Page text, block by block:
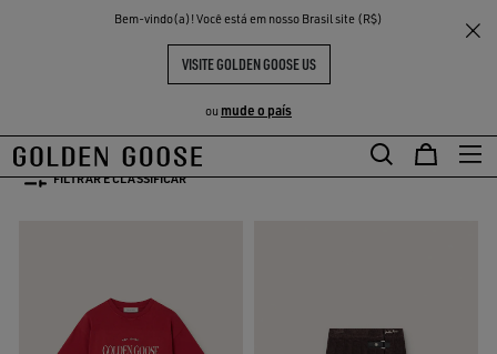
Bem-vindo(a)! Você está em nosso Brasil site (R$)
VISITE GOLDEN GOOSE US
ou mude o país
EXPERIÊNCIAS THE
COMMUNITY
Seleção De Volta às Aulas para meninas
COLEÇÃO MENINA
FILTRAR E CLASSIFICAR